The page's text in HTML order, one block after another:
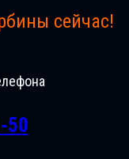
сейчас!
50